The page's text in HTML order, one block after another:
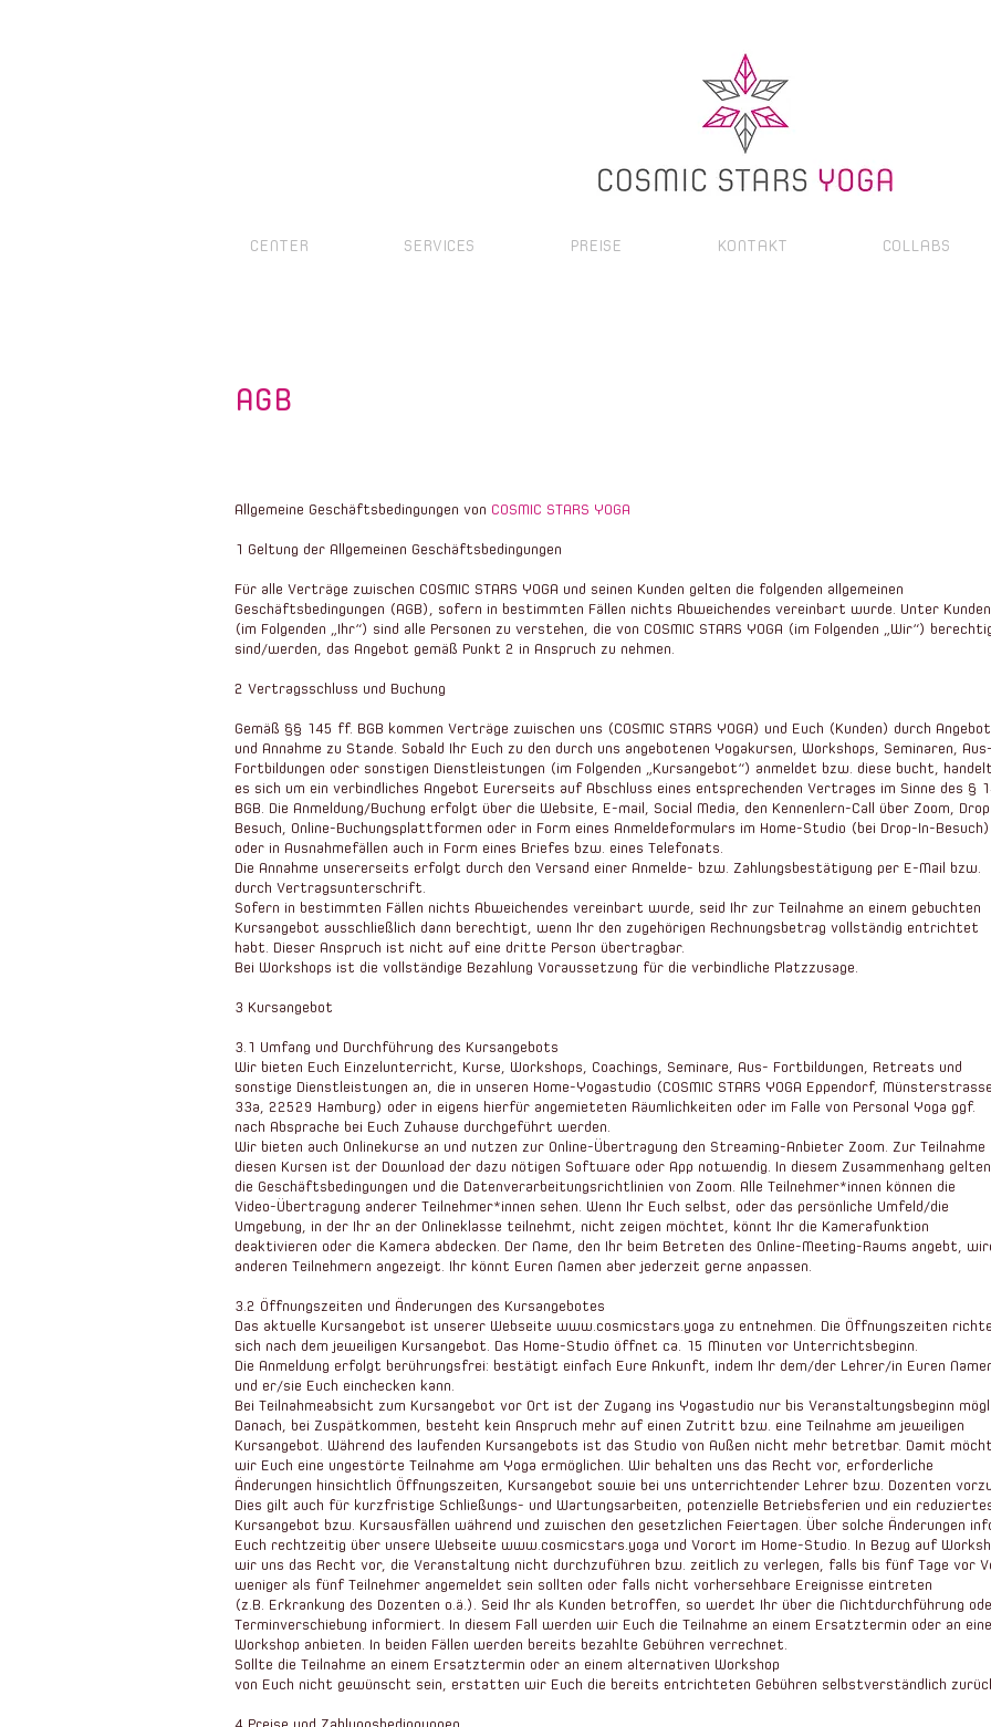
CENTER SERVICES PREISE KONTAKT COLLABS
AGB
Allgemeine Geschäftsbedingungen von COSMIC STARS YOGA
1 Geltung der Allgemeinen Geschäftsbedingungen
Für alle Verträge zwischen COSMIC STARS YOGA und seinen Kunden gelten die folgenden allgemeinen
Geschäftsbedingungen (AGB), sofern in bestimmten Fällen nichts Abweichendes vereinbart wurde. Unter Kunden
(im Folgenden „Ihr“) sind alle Personen zu verstehen, die von COSMIC STARS YOGA (im Folgenden „Wir“)
sind/werden, das Angebot gemäß Punkt 2 in Anspruch zu nehmen.
2 Vertragsschluss und Buchung
Gemäß §§ 145 ff. BGB kommen Verträge zwischen uns (COSMIC STARS YOGA) und Euch (Kunden) durch Angebot
und Annahme zu Stande. Sobald Ihr Euch zu den durch uns angebotenen Yogakursen, Workshops, Seminaren,
Fortbildungen oder sonstigen Dienstleistungen (im Folgenden „Kursangebot“) anmeldet bzw. diese bucht,
es sich um ein verbindliches Angebot Eurerseits auf Abschluss eines entsprechenden Vertrages im Sinne des §
BGB. Die Anmeldung/Buchung erfolgt über die Website, E-mail, Social Media, den Kennenlern-Call über Zoom,
Besuch, Online-Buchungsplattformen oder in Form eines Anmeldeformulars im Home-Studio (bei Drop-In-Besuch)
oder in Ausnahmefällen auch in Form eines Briefes bzw. eines Telefonats.
Die Annahme unsererseits erfolgt durch den Versand einer Anmelde- bzw. Zahlungsbestätigung per E-Mail bzw.
durch Vertragsunterschrift.
Sofern in bestimmten Fällen nichts Abweichendes vereinbart wurde, seid Ihr zur Teilnahme an einem gebuchten
Kursangebot ausschließlich dann berechtigt, wenn Ihr den zugehörigen Rechnungsbetrag vollständig entrichtet
habt. Dieser Anspruch ist nicht auf eine dritte Person übertragbar.
Bei Workshops ist die vollständige Bezahlung Voraussetzung für die verbindliche Platzzusage.
3 Kursangebot
3.1 Umfang und Durchführung des Kursangebots
Wir bieten Euch Einzelunterricht, Kurse, Workshops, Coachings, Seminare, Aus- Fortbildungen, Retreats und
sonstige Dienstleistungen an, die in unseren Home-Yogastudio (COSMIC STARS YOGA Eppendorf,
33a, 22529 Hamburg) oder in eigens hierfür angemieteten Räumlichkeiten oder im Falle von Personal Yoga ggf.
nach Absprache bei Euch Zuhause durchgeführt werden.
Wir bieten auch Onlinekurse an und nutzen zur Online-Übertragung den Streaming-Anbieter Zoom. Zur Teilnahme
diesen Kursen ist der Download der dazu nötigen Software oder App notwendig. In diesem Zusammenhang gelten
die Geschäftsbedingungen und die Datenverarbeitungsrichtlinien von Zoom. Alle Teilnehmer*innen können die
Video-Übertragung anderer Teilnehmer*innen sehen. Wenn Ihr Euch selbst, oder das persönliche Umfeld/die
Umgebung, in der Ihr an der Onlineklasse teilnehmt, nicht zeigen möchtet, könnt Ihr die Kamerafunktion
deaktivieren oder die Kamera abdecken. Der Name, den Ihr beim Betreten des Online-Meeting-Raums angebt,
anderen Teilnehmern angezeigt. Ihr könnt Euren Namen aber jederzeit gerne anpassen.
3.2 Öffnungszeiten und Änderungen des Kursangebotes
Das aktuelle Kursangebot ist unserer Webseite www.cosmicstars.yoga zu entnehmen. Die Öffnungszeiten
sich nach dem jeweiligen Kursangebot. Das Home-Studio öffnet ca. 15 Minuten vor Unterrichtsbeginn.
Die Anmeldung erfolgt berührungsfrei: bestätigt einfach Eure Ankunft, indem Ihr dem/der Lehrer/in Euren
und er/sie Euch einchecken kann.
Bei Teilnahmeabsicht zum Kursangebot vor Ort ist der Zugang ins Yogastudio nur bis Veranstaltungsbeginn
Danach, bei Zuspätkommen, besteht kein Anspruch mehr auf einen Zutritt bzw. eine Teilnahme am jeweiligen
Kursangebot. Während des laufenden Kursangebots ist das Studio von Außen nicht mehr betretbar. Damit
wir Euch eine ungestörte Teilnahme am Yoga ermöglichen. Wir behalten uns das Recht vor, erforderliche
Änderungen hinsichtlich Öffnungszeiten, Kursangebot sowie bei uns unterrichtender Lehrer bzw. Dozenten
Dies gilt auch für kurzfristige Schließungs- und Wartungsarbeiten, potenzielle Betriebsferien und ein
Kursangebot bzw. Kursausfällen während und zwischen den gesetzlichen Feiertagen. Über solche Änderungen
Euch rechtzeitig über unsere Webseite www.cosmicstars.yoga und Vorort im Home-Studio. In Bezug auf
wir uns das Recht vor, die Veranstaltung nicht durchzuführen bzw. zeitlich zu verlegen, falls bis fünf Tage vor
weniger als fünf Teilnehmer angemeldet sein sollten oder falls nicht vorhersehbare Ereignisse eintreten
(z.B. Erkrankung des Dozenten o.ä.). Seid Ihr als Kunden betroffen, so werdet Ihr über die Nichtdurchführung
Terminverschiebung informiert. In diesem Fall werden wir Euch die Teilnahme an einem Ersatztermin oder an
Workshop anbieten. In beiden Fällen werden bereits bezahlte Gebühren verrechnet.
Sollte die Teilnahme an einem Ersatztermin oder an einem alternativen Workshop
von Euch nicht gewünscht sein, erstatten wir Euch die bereits entrichteten Gebühren selbstverständlich